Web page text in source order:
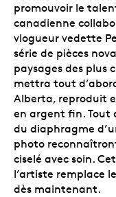
promouvoir le
canadienne
vlogueur vedette
série de pièces
paysages des plus
mettra tout
Alberta, reproduit
en argent fin. Tout
du diaphragme
photo
ciselé avec soin.
l’artiste remplace
dès maintenant.